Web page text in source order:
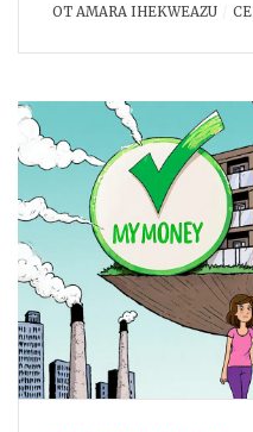
ОТ AMARA IHEKWEAZU